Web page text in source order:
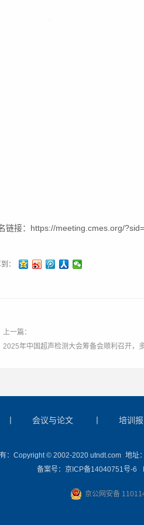
链接：https://meeting.cmes.org/
：
上一篇：
2025年中国超声检测大会筹备会顺利召开，
会议与论文 培训
：Copyright © 2002-2020 utndt.com 地址
备案号： 京ICP备14040751号-6
京公网安备